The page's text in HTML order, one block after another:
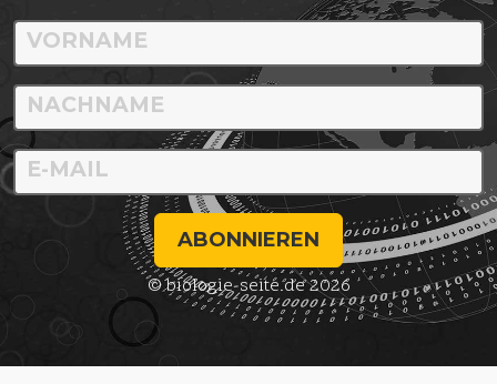
ABONNIEREN
© biologie-seite.de 2026